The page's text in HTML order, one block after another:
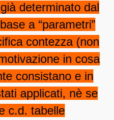
determinato dal
a “parametri”
contezza (non
in cosa
consistano e in
applicati, nè se
c.d. tabelle